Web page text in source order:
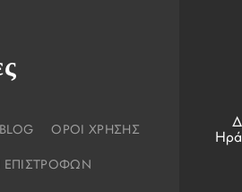
BLOG ΟΡΟΙ ΧΡΗΣΗΣ
ΕΠΙΣΤΡΟΦΩΝ